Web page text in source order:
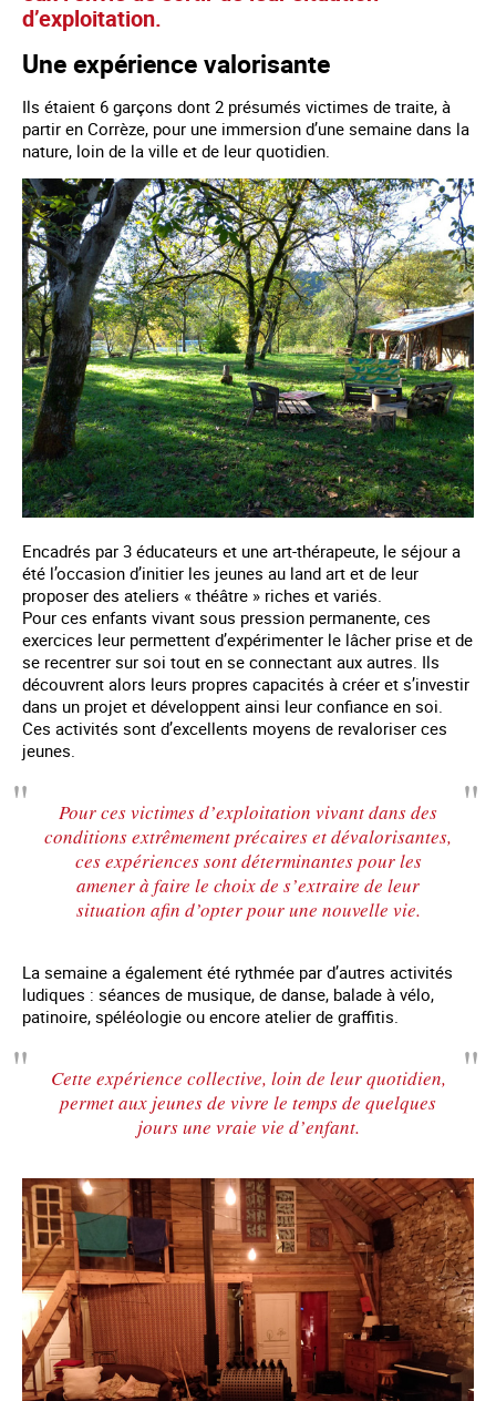
d’exploitation.
Une expérience valorisante
Ils étaient 6 garçons dont 2 présumés victimes de traite, à
partir en Corrèze, pour une immersion d’une semaine dans la
nature, loin de la ville et de leur quotidien.
Encadrés par 3 éducateurs et une art-thérapeute, le séjour a
été l’occasion d’initier les jeunes au land art et de leur
proposer des ateliers « théâtre » riches et variés.
Pour ces enfants vivant sous pression permanente, ces
exercices leur permettent d’expérimenter le lâcher prise et de
se recentrer sur soi tout en se connectant aux autres. Ils
découvrent alors leurs propres capacités à créer et s’investir
dans un projet et développent ainsi leur confiance en soi.
Ces activités sont d’excellents moyens de revaloriser ces
jeunes.
Pour ces victimes d’exploitation vivant dans des
conditions extrêmement précaires et dévalorisantes,
ces expériences sont déterminantes pour les
amener à faire le choix de s’extraire de leur
situation afin d’opter pour une nouvelle vie.
La semaine a également été rythmée par d’autres activités
ludiques : séances de musique, de danse, balade à vélo,
patinoire, spéléologie ou encore atelier de graffitis.
Cette expérience collective, loin de leur quotidien,
permet aux jeunes de vivre le temps de quelques
jours une vraie vie d’enfant.